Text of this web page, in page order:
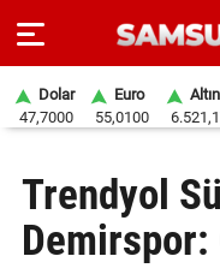
SAYFA
SAMSUN
Dolar
47,7000
Euro
55,0100
Altın
Trendyol